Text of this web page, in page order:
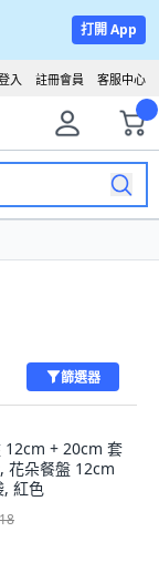
打開 App
客服中心
註冊會員
入
篩選器
12cm + 20cm 套
花朵餐盤 12cm
, 紅色